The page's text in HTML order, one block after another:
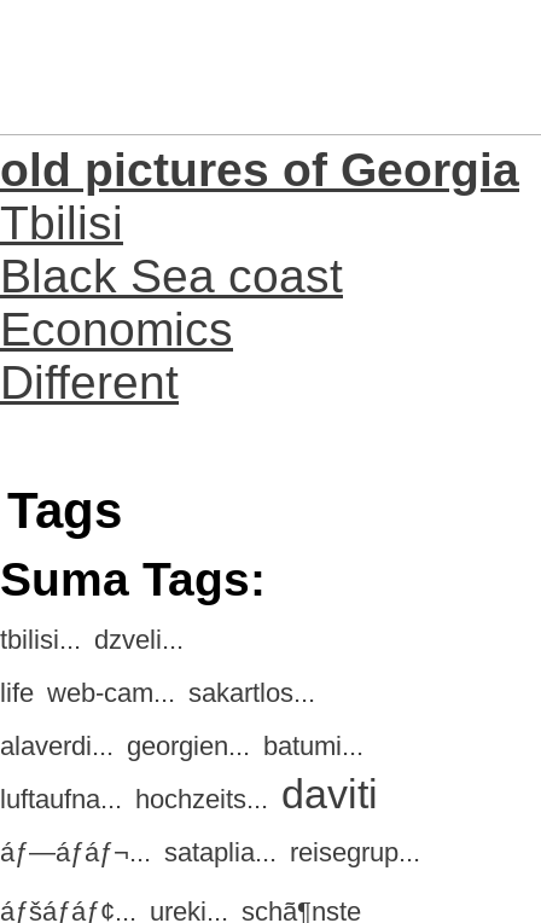
old pictures of Georgia
Tbilisi
Black Sea coast
Economics
Different
Tags
Suma Tags:
tbilisi... dzveli...
life web-cam... sakartlos...
alaverdi... georgien... batumi...
luftaufna... hochzeits... daviti
áƒ—áƒáƒ¬... sataplia... reisegrup...
áƒšáƒáƒ¢... ureki... schã¶nste